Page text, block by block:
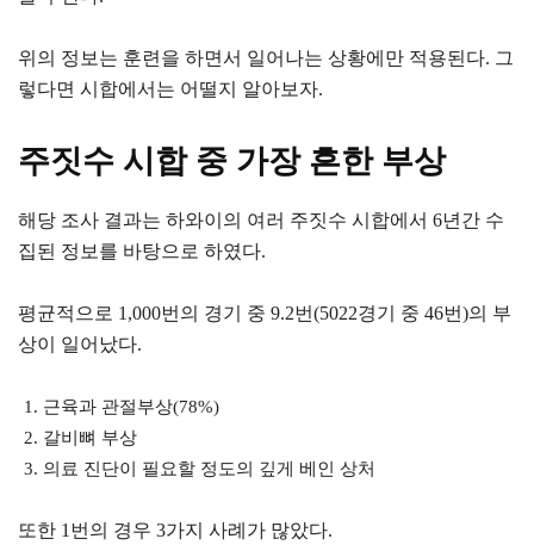
위의 정보는 훈련을 하면서 일어나는 상황에만 적용된다. 그
렇다면 시합에서는 어떨지 알아보자.
주짓수 시합 중 가장 흔한 부상
해당 조사 결과는 하와이의 여러 주짓수 시합에서 6년간 수
집된 정보를 바탕으로 하였다.
평균적으로 1,000번의 경기 중 9.2번(5022경기 중 46번)의 부
상이 일어났다.
근육과 관절부상(78%)
갈비뼈 부상
의료 진단이 필요할 정도의 깊게 베인 상처
또한 1번의 경우 3가지 사례가 많았다.